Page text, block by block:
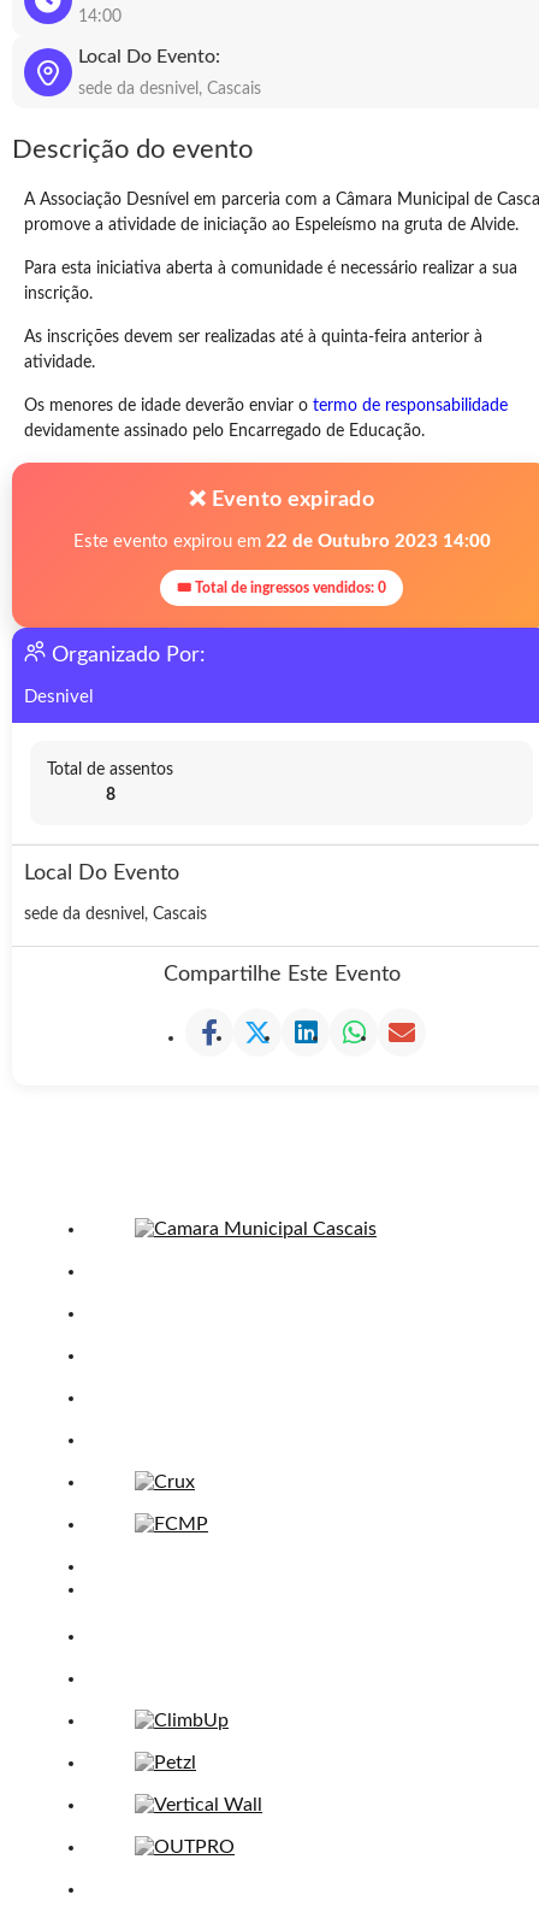
14:00
Local Do Evento:
sede da desnivel, Cascais
Descrição do evento
A Associação Desnível em parceria com a Câmara Municipal de
promove a atividade de iniciação ao Espeleísmo na gruta de Alvide.
Para esta iniciativa aberta à comunidade é necessário realizar a sua
inscrição.
As inscrições devem ser realizadas até à quinta-feira anterior à
atividade.
Os menores de idade deverão enviar o termo de responsabilidade
devidamente assinado pelo Encarregado de Educação.
❌ Evento expirado
Este evento expirou em 22 de Outubro 2023 14:00
🎟 Total de ingressos vendidos: 0
Organizado Por:
Desnivel
Total de assentos
8
Local Do Evento
sede da desnivel, Cascais
Compartilhe Este Evento